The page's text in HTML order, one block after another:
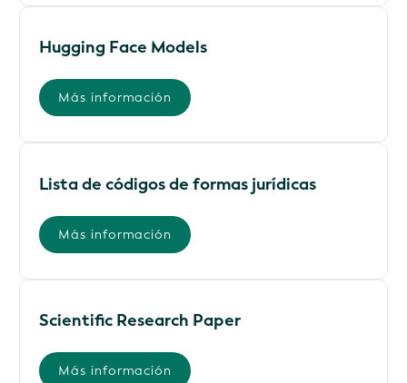
Hugging Face Models
Más información
Lista de códigos de formas jurídicas
Más información
Scientific Research Paper
Más información